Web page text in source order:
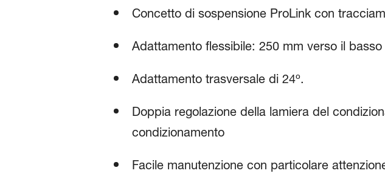
Concetto di sospensione ProLink con
Adattamento flessibile: 250 mm verso il
Adattamento trasversale di 24º.
Doppia regolazione della lamiera del
condizionamento
Facile manutenzione con particolare